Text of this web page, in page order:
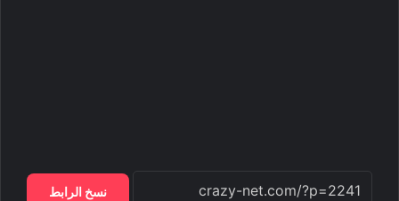
نسخ الرابط